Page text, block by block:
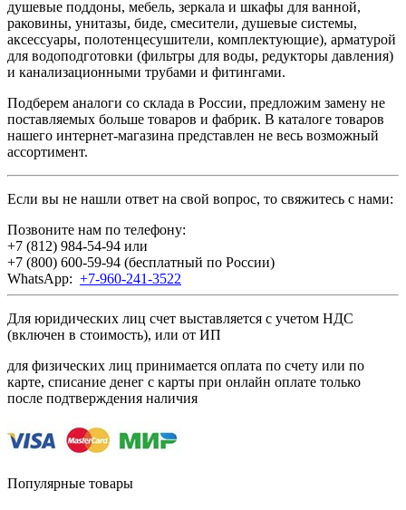
душевые поддоны, мебель, зеркала и шкафы для ванной,
раковины, унитазы, биде, смесители, душевые системы,
аксессуары, полотенцесушители, комплектующие), арматурой
для водоподготовки (фильтры для воды, редукторы давления)
и канализационными трубами и фитингами.
Подберем аналоги со склада в России, предложим замену не
поставляемых больше товаров и фабрик. В каталоге товаров
нашего интернет-магазина представлен не весь возможный
ассортимент.
Если вы не нашли ответ на свой вопрос, то свяжитесь с нами:
Позвоните нам по телефону:
+7 (812) 984-54-94 или
+7 (800) 600-59-94 (бесплатный по России)
WhatsApp: +7-960-241-3522
Для юридических лиц счет выставляется с учетом НДС
(включен в стоимость), или от ИП
для физических лиц принимается оплата по счету или по
карте, списание денег с карты при онлайн оплате только
после подтверждения наличия
Популярные товары